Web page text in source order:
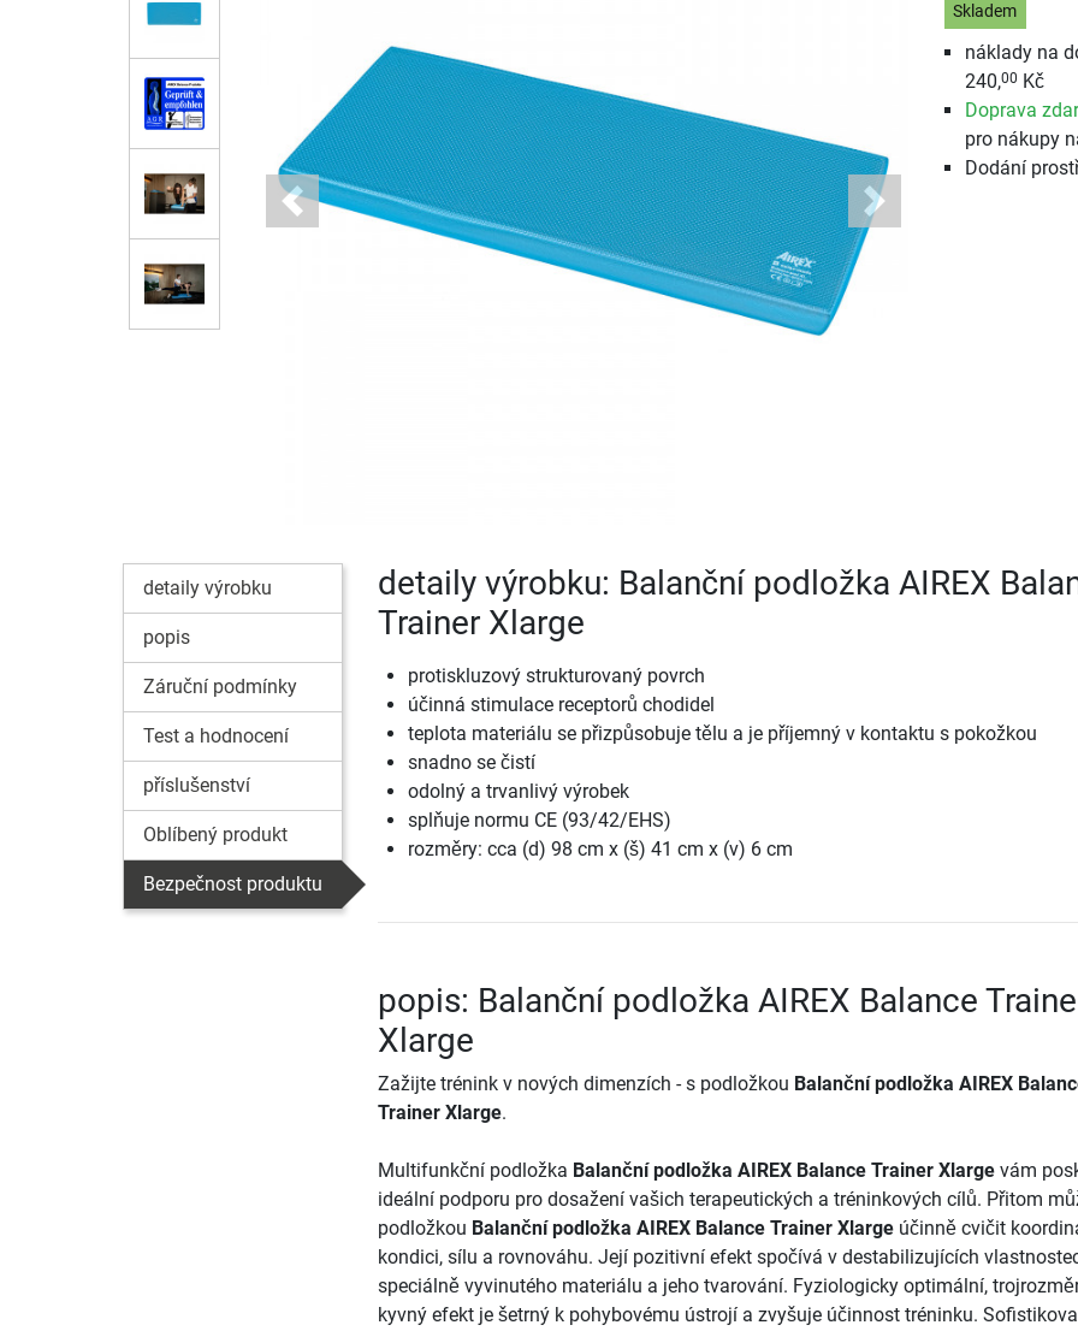
Previous Next
Skladem
náklady na
240,00 Kč
Doprava
pro nákupy
Dodání
detaily výrobku
popis
Záruční podmínky
Test a hodnocení
příslušenství
Oblíbený produkt
Bezpečnost produktu
detaily výrobku: Balanční podložka AIREX
Trainer Xlarge
protiskluzový strukturovaný povrch
účinná stimulace receptorů chodidel
teplota materiálu se přizpůsobuje tělu a je příjemný v kontaktu s pokožkou
snadno se čistí
odolný a trvanlivý výrobek
splňuje normu CE (93/42/EHS)
rozměry: cca (d) 98 cm x (š) 41 cm x (v) 6 cm
popis: Balanční podložka AIREX Balance
Xlarge
Zažijte trénink v nových dimenzích - s podložkou Balanční podložka AIREX
Trainer Xlarge.
Multifunkční podložka Balanční podložka AIREX Balance Trainer Xlargevám
ideální podporu pro dosažení vašich terapeutických a tréninkových cílů. Přitom
podložkou Balanční podložka AIREX Balance Trainer Xlargeúčinně cvičit
kondici, sílu a rovnováhu. Její pozitivní efekt spočívá v destabilizujících
speciálně vyvinutého materiálu a jeho tvarování. Fyziologicky optimální,
kyvný efekt je šetrný k pohybovému ústrojí a zvyšuje účinnost tréninku.